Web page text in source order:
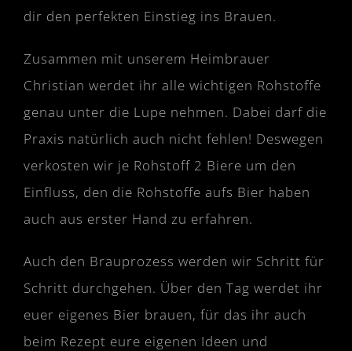
dir den perfekten Einstieg ins Brauen.
Zusammen mit unserem Heimbrauer
Christian werdet ihr alle wichtigen Rohstoffe
genau unter die Lupe nehmen. Dabei darf die
Praxis natürlich auch nicht fehlen! Deswegen
verkosten wir je Rohstoff 2 Biere um den
Einfluss, den die Rohstoffe aufs Bier haben
auch aus erster Hand zu erfahren.
Auch den Brauprozess werden wir Schritt für
Schritt durchgehen. Über den Tag werdet ihr
euer eigenes Bier brauen, für das ihr auch
beim Rezept eure eigenen Ideen und